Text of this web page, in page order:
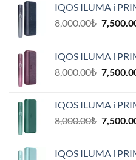
IQOS ILUMA i
8,000.00₺ Orijinal
IQOS ILUMA i
8,000.00₺ Orijinal
IQOS ILUMA i
8,000.00₺ Orijinal
IQOS ILUMA i